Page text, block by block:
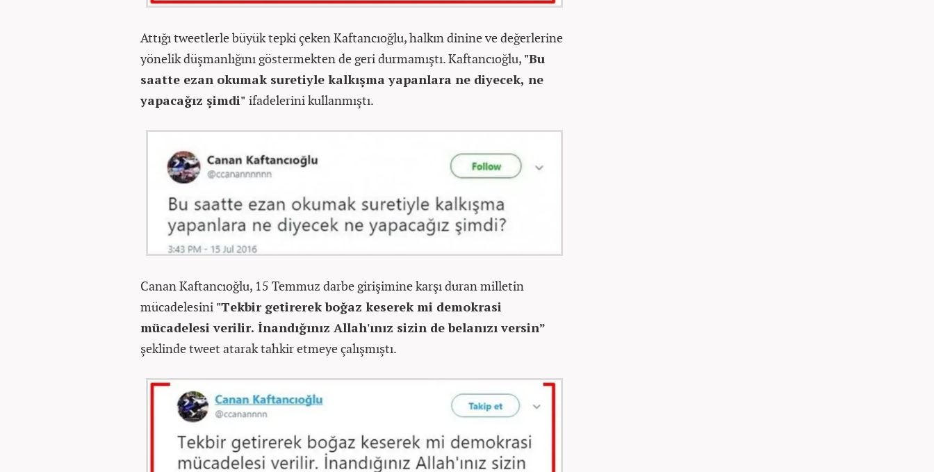
Attığı tweetlerle büyük tepki çeken Kaftancıoğlu, halkın dinine ve değerlerine
yönelik düşmanlığını göstermekten de geri durmamıştı. Kaftancıoğlu, "Bu
saatte ezan okumak suretiyle kalkışma yapanlara ne diyecek, ne
yapacağız şimdi" ifadelerini kullanmıştı.
Canan Kaftancıoğlu, 15 Temmuz darbe girişimine karşı duran milletin
mücadelesini "Tekbir getirerek boğaz keserek mi demokrasi
mücadelesi verilir. İnandığınız Allah'ınız sizin de belanızı versin”
şeklinde tweet atarak tahkir etmeye çalışmıştı.